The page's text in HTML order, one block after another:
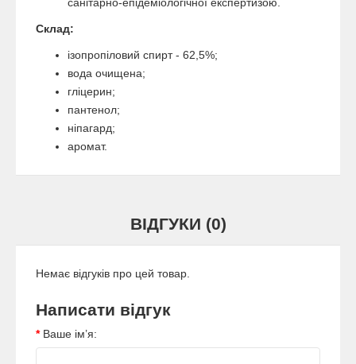
Склад:
ізопропіловий спирт - 62,5%;
вода очищена;
гліцерин;
пантенол;
ніпагард;
аромат.
ВІДГУКИ (0)
Немає відгуків про цей товар.
Написати відгук
Ваше ім’я: